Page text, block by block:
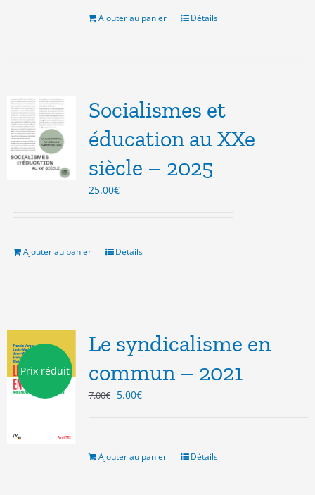
Ajouter au panier Détails
Socialismes et
éducation au XXe
siècle – 2025
25.00€
Ajouter au panier Détails
Prix réduit
Le syndicalisme en
commun – 2021
7.00€ Le
7.00€.
5.00€Le
5.00€.
Ajouter au panier Détails